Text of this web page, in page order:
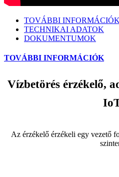
TOVÁBBI INFORMÁCIÓK
TECHNIKAI ADATOK
DOKUMENTUMOK
TOVÁBBI INFORMÁCIÓK
Vízbetörés érzékelő,
Az érzékelő érzékeli egy vezető